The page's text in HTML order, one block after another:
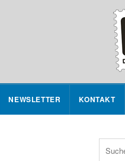
NEWSLETTER KONTAKT